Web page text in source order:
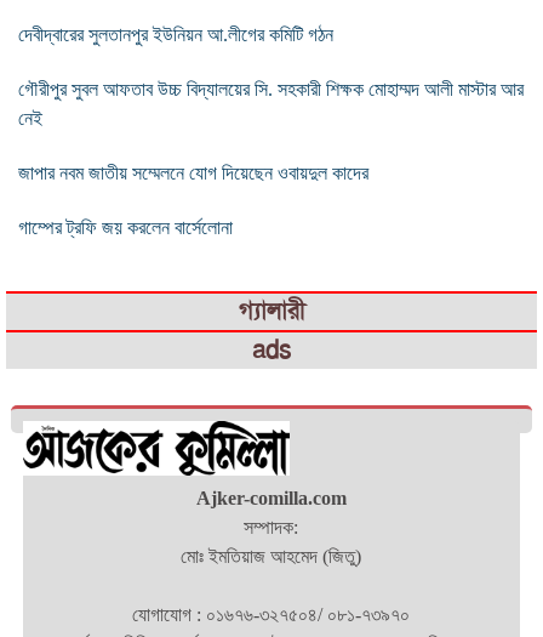
দেবীদ্বারের সুলতানপুর ইউনিয়ন আ.লীগের কমিটি গঠন
গৌরীপুর সুবল আফতাব উচ্চ বিদ্যালয়ের সি. সহকারী শিক্ষক মোহাম্মদ আলী মাস্টার আর
নেই
জাপার নবম জাতীয় সম্মেলনে যোগ দিয়েছেন ওবায়দুল কাদের
গাম্পের ট্রফি জয় করলেন বার্সেলোনা
গ্যালারী
ads
Ajker-comilla.com
সম্পাদক:
মোঃ ইমতিয়াজ আহমেদ (জিতু)
যোগাযোগ : ০১৬৭৬-৩২৭৫০৪/ ০৮১-৭৩৯৭০